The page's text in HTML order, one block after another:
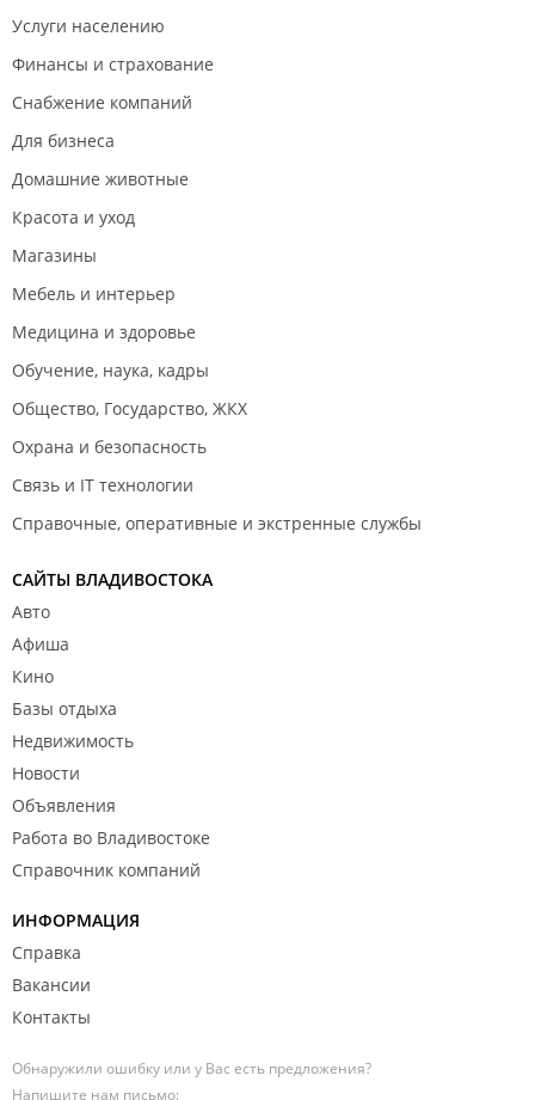
Услуги населению
Финансы и страхование
Снабжение компаний
Для бизнеса
Домашние животные
Красота и уход
Магазины
Мебель и интерьер
Медицина и здоровье
Обучение, наука, кадры
Общество, Государство, ЖКХ
Охрана и безопасность
Связь и IT технологии
Справочные, оперативные и экстренные службы
САЙТЫ ВЛАДИВОСТОКА
Авто
Афиша
Кино
Базы отдыха
Недвижимость
Новости
Объявления
Работа во Владивостоке
Справочник компаний
ИНФОРМАЦИЯ
Справка
Вакансии
Контакты
Обнаружили ошибку или у Вас есть предложения?
Напишите нам письмо: